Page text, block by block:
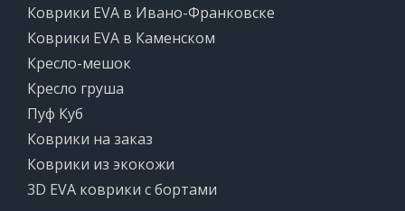
Коврики EVA в Ивано-Франковске
Коврики EVA в Каменском
Кресло-мешок
Кресло груша
Пуф Куб
Коврики на заказ
Коврики из экокожи
3D EVA коврики с бортами